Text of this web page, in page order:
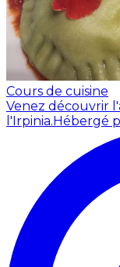
Cours de cuisine
Venez découvrir
l'Irpinia.Hébergé